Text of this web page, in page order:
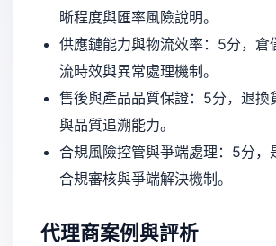
晰程度與匯率風險說明。
供應鏈能力與物流效率：5分，倉
流時效與異常處理機制。
售後與產品品質保證：5分，退換
與品質追溯能力。
合規風險控管與爭端處理：5分，
合規審核與爭端解決機制。
代理商案例與評析